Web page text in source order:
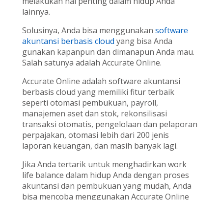
lainnya.
Solusinya, Anda bisa menggunakan software
akuntansi berbasis cloud yang bisa Anda
gunakan kapanpun dan dimanapun Anda mau.
Salah satunya adalah Accurate Online.
Accurate Online adalah software akuntansi
berbasis cloud yang memiliki fitur terbaik
seperti otomasi pembukuan, payroll,
manajemen aset dan stok, rekonsilisasi
transaksi otomatis, pengelolaan dan pelaporan
perpajakan, otomasi lebih dari 200 jenis
laporan keuangan, dan masih banyak lagi.
Jika Anda tertarik untuk menghadirkan work
life balance dalam hidup Anda dengan proses
akuntansi dan pembukuan yang mudah, Anda
bisa mencoba menggunakan Accurate Online